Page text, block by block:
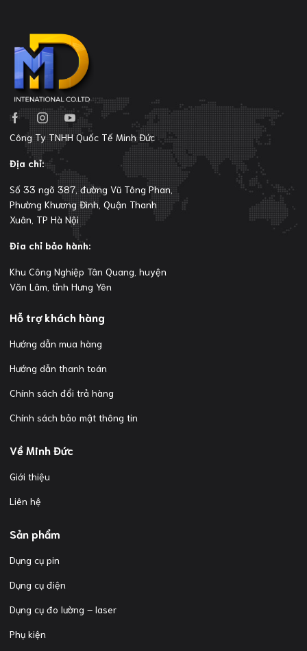
Công Ty TNHH Quốc Tế Minh Đức
Địa chỉ:
Số 33 ngõ 387, đường Vũ Tông Phan,
Phường Khương Đình, Quận Thanh
Xuân, TP Hà Nội
Đia chỉ bảo hành:
Khu Công Nghiệp Tân Quang, huyện
Văn Lâm, tỉnh Hưng Yên
Hỗ trợ khách hàng
Hướng dẫn mua hàng
Hướng dẫn thanh toán
Chính sách đổi trả hàng
Chính sách bảo mật thông tin
Về Minh Đức
Giới thiệu
Liên hệ
Sản phẩm
Dụng cụ pin
Dụng cụ điện
Dụng cụ đo lường – laser
Phụ kiện